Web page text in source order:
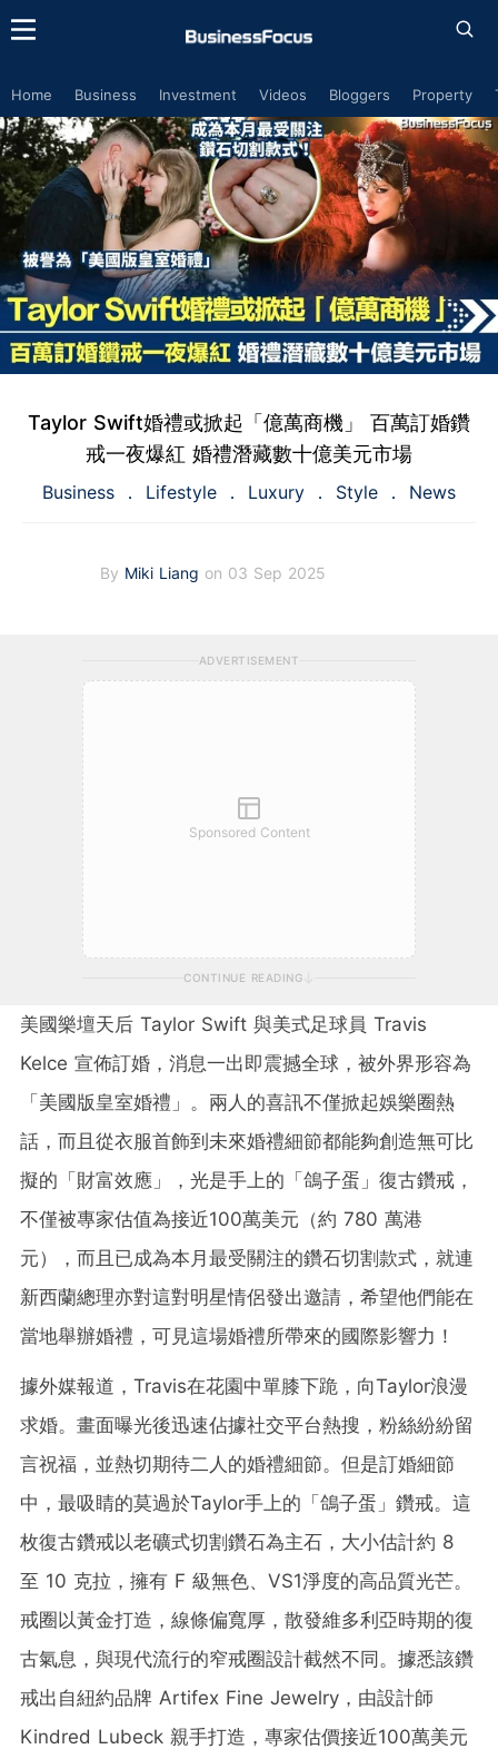
Home Business Investment Videos Bloggers Property
Taylor Swift婚禮或掀起「億萬商機」 百萬訂婚鑽
戒一夜爆紅 婚禮潛藏數十億美元市場
Business Lifestyle Luxury Style News
By Miki Liang on 03 Sep 2025
ADVERTISEMENT
Sponsored Content
CONTINUE READING
美國樂壇天后 Taylor Swift 與美式足球員 Travis
Kelce 宣佈訂婚，消息一出即震撼全球，被外界形容為
「美國版皇室婚禮」。兩人的喜訊不僅掀起娛樂圈熱
話，而且從衣服首飾到未來婚禮細節都能夠創造無可比
擬的「財富效應」，光是手上的「鴿子蛋」復古鑽戒，
不僅被專家估值為接近100萬美元（約 780 萬港
元），而且已成為本月最受關注的鑽石切割款式，就連
新西蘭總理亦對這對明星情侶發出邀請，希望他們能在
當地舉辦婚禮，可見這場婚禮所帶來的國際影響力！
據外媒報道，Travis在花園中單膝下跪，向Taylor浪漫
求婚。畫面曝光後迅速佔據社交平台熱搜，粉絲紛紛留
言祝福，並熱切期待二人的婚禮細節。但是訂婚細節
中，最吸睛的莫過於Taylor手上的「鴿子蛋」鑽戒。這
枚復古鑽戒以老礦式切割鑽石為主石，大小估計約 8
至 10 克拉，擁有 F 級無色、VS1淨度的高品質光芒。
戒圈以黃金打造，線條偏寬厚，散發維多利亞時期的復
古氣息，與現代流行的窄戒圈設計截然不同。據悉該鑽
戒出自紐約品牌 Artifex Fine Jewelry，由設計師
Kindred Lubeck 親手打造，專家估價接近100萬美元